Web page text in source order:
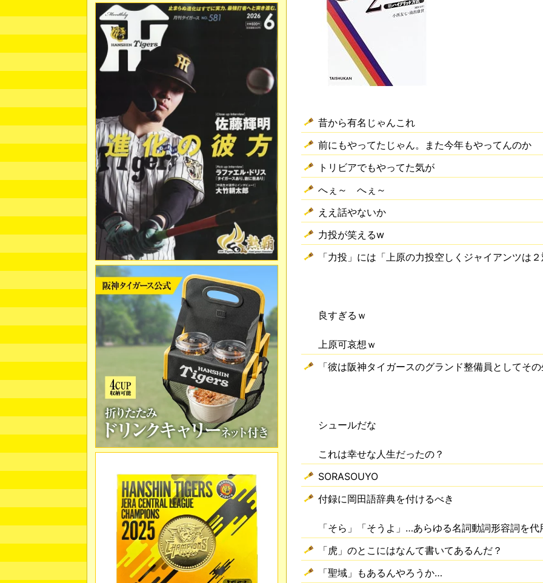
昔から有名じゃんこれ
前にもやってたじゃん。また今年もやってんのか
トリビアでもやってた気が
へぇ～ へぇ～
ええ話やないか
力投が笑えるw
「力投」には「上原の力投空しくジャイアンツは
良すぎるｗ
上原可哀想ｗ
「彼は阪神タイガースのグランド整備員としてその
シュールだな
これは幸せな人生だったの？
SORASOUYO
付録に岡田語辞典を付けるべき
「そら」「そうよ」…あらゆる名詞動詞形容詞を代
「虎」のとこにはなんて書いてあるんだ？
「聖域」もあるんやろうか…